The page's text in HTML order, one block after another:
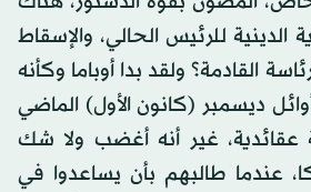
للرئيس الحالي، والإسقاط
القادمة؟ ولقد بدا أوباما وكأنه
ديسمبر (كانون الأول) الماضي
غير أنه أغضب ولا شك
عندما طالبهم بأن يساعدوا في